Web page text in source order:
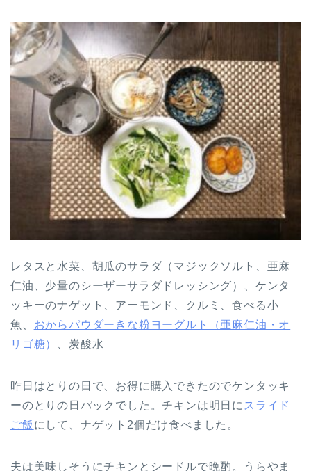
レタスと水菜、胡瓜のサラダ（マジックソルト、亜麻
仁油、少量のシーザーサラダドレッシング）、ケンタ
ッキーのナゲット、アーモンド、クルミ、食べる小
魚、 おからパウダーきな粉ヨーグルト（亜麻仁油・オ
リゴ糖）
、炭酸水
昨日はとりの日で、お得に購入できたのでケンタッキ
ーのとりの日パックでした。チキンは明日にスライド
ご飯 にして、ナゲット2個だけ食べました。
夫は美味しそうにチキンとシードルで晩酌。うらやま